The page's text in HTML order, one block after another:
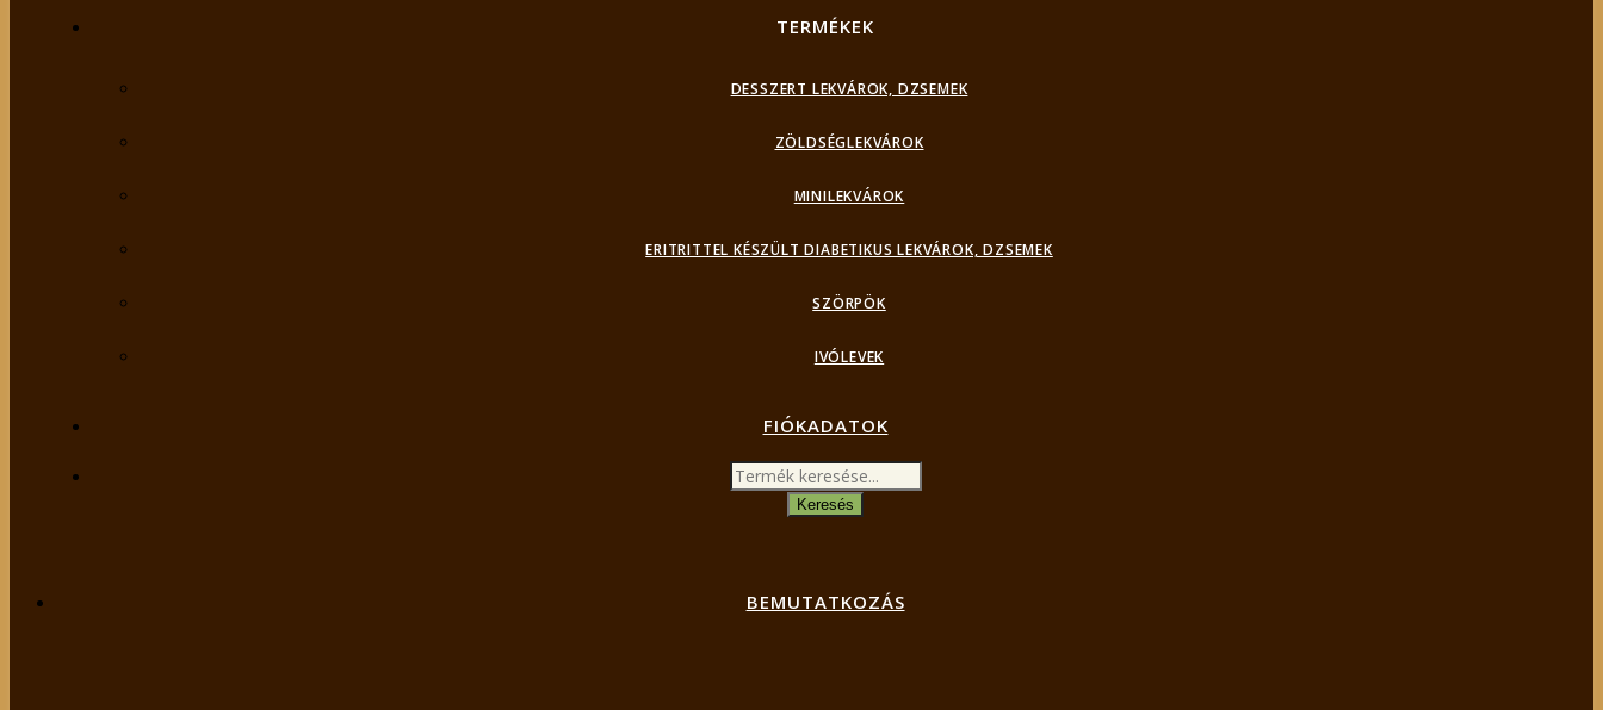
TERMÉKEK
DESSZERT LEKVÁROK, DZSEMEK
ZÖLDSÉGLEKVÁROK
MINILEKVÁROK
ERITRITTEL KÉSZÜLT DIABETIKUS LEKVÁROK, DZSEMEK
SZÖRPÖK
IVÓLEVEK
FIÓKADATOK
Products
search
Keresés
BEMUTATKOZÁS